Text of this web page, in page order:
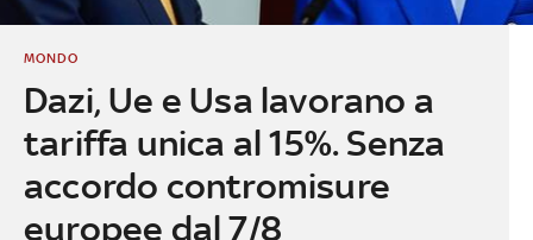
Dazi, Ue e Usa lavorano a
tariffa unica al 15%. Senza
accordo contromisure
europee dal 7/8
MONDO